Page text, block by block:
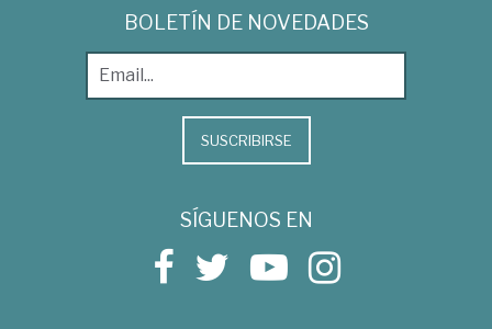
BOLETÍN DE NOVEDADES
SUSCRIBIRSE
SÍGUENOS EN